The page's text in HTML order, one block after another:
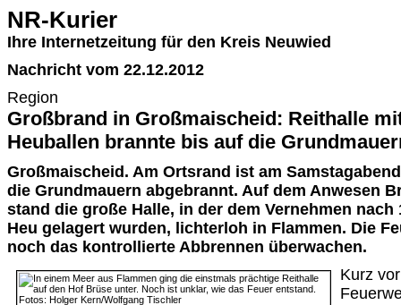
NR-Kurier
Ihre Internetzeitung für den Kreis Neuwied
Nachricht vom 22.12.2012
Region
Großbrand in Großmaischeid: Reithalle
Heuballen brannte bis auf die
Großmaischeid. Am Ortsrand ist am
die Grundmauern abgebrannt. Auf dem Anwesen
stand die große Halle, in der dem Vernehmen nach
Heu gelagert wurden, lichterloh in Flammen. Die
noch das kontrollierte Abbrennen überwachen.
Kurz